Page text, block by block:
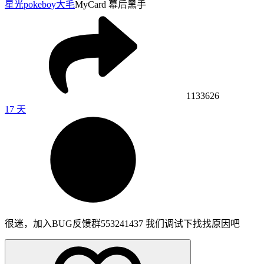
星光pokeboy大毛MyCard 幕后黑手
1133626
17 天
很迷，加入BUG反馈群553241437 我们调试下找找原因吧